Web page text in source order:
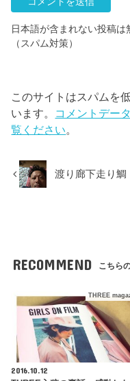
日本語が含まれない投稿は
（スパム対策）
このサイトはスパムを
います。 コメントデー
覧ください。
渡り廊下走り鯛
RECOMMEND こちら
THREE
2016.10.12